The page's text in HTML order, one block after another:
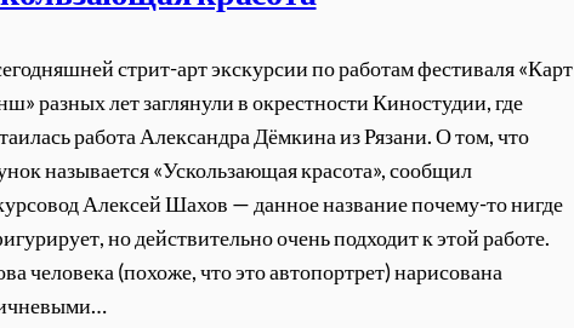
стрит-арт экскурсии по работам фестиваля «Карт
разных лет заглянули в окрестности Киностудии, где
работа Александра Дёмкина из Рязани. О том, что
называется «Ускользающая красота», сообщил
Алексей Шахов — данное название почему-то нигде
но действительно очень подходит к этой работе.
человека (похоже, что это автопортрет) нарисована